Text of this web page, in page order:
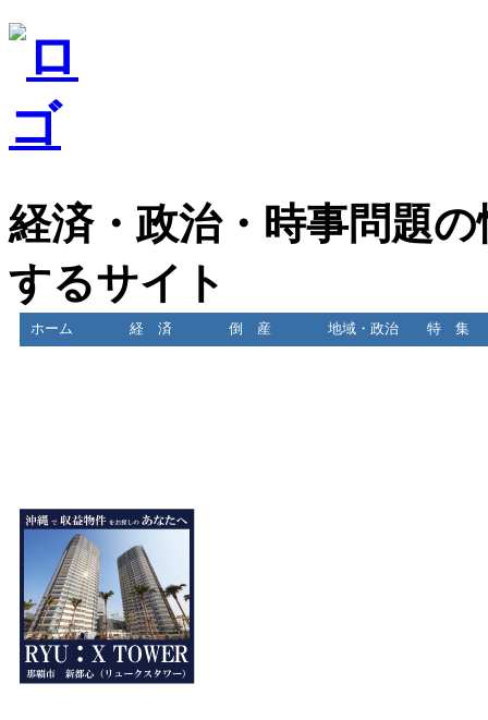
経済・政治・時事問題
するサイト
ホーム 経 済 倒 産 地域・政治 特 集